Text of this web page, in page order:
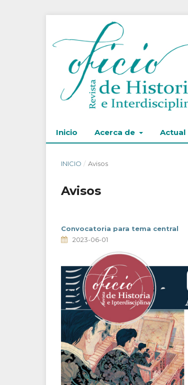
Inicio Acerca de Actual
INICIO / Avisos
Avisos
Convocatoria para tema central
2023-06-01